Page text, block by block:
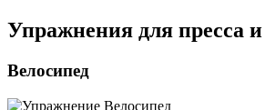
Упражнения для пресса
Велосипед